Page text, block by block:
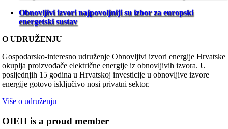
Obnovljivi izvori najpovoljniji su izbor za europski
energetski sustav
O UDRUŽENJU
Gospodarsko-interesno udruženje Obnovljivi izvori energije Hrvatske
okuplja proizvođače električne energije iz obnovljivih izvora. U
posljednjih 15 godina u Hrvatskoj investicije u obnovljive izvore
energije gotovo isključivo nosi privatni sektor.
Više o udruženju
OIEH is a proud member